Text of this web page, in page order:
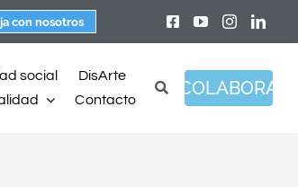
con nosotros
social
DisArte
Contacto
COLABORA